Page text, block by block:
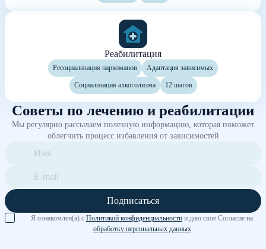
Реабилитация
Ресоциализация наркоманов Адаптация зависимых
Социализация алкоголизма 12 шагов
Советы по лечению и реабилитации
Мы регулярно рассылаем полезную информацию, которая поможет
облегчить процесс избавления от зависимостей
Подписаться
Я ознакомлен(а) с Политикой конфиденциальности и даю свое Согласие на
обработку персональных данных